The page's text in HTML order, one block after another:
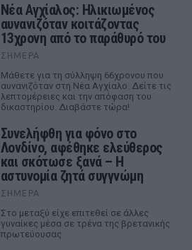
Νέα Αγχίαλος: Ηλικιωμένος
αυνανιζόταν κοιτάζοντας
13χρονη από το παράθυρό του
ΣΉΜΕΡΑ
Μάθετε για τη σύλληψη 66χρονου που
αυνανιζόταν στη Νέα Αγχίαλο. Δείτε τις
λεπτομέρειες και την απόφαση του
δικαστηρίου. Διαβάστε τώρα!
Συνελήφθη για φόνο στο
Λονδίνο, αφέθηκε ελεύθερος
και σκότωσε ξανά – Η
αστυνομία ζητά συγγνώμη
ΣΉΜΕΡΑ
Στο μεταξύ είχε επιτεθεί σε άλλες
γυναίκες μέσα σε τρένα της βρετανικής
πρωτεύουσας